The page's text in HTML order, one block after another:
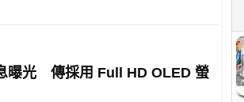
曝光 傳採用 Full HD OLED 螢